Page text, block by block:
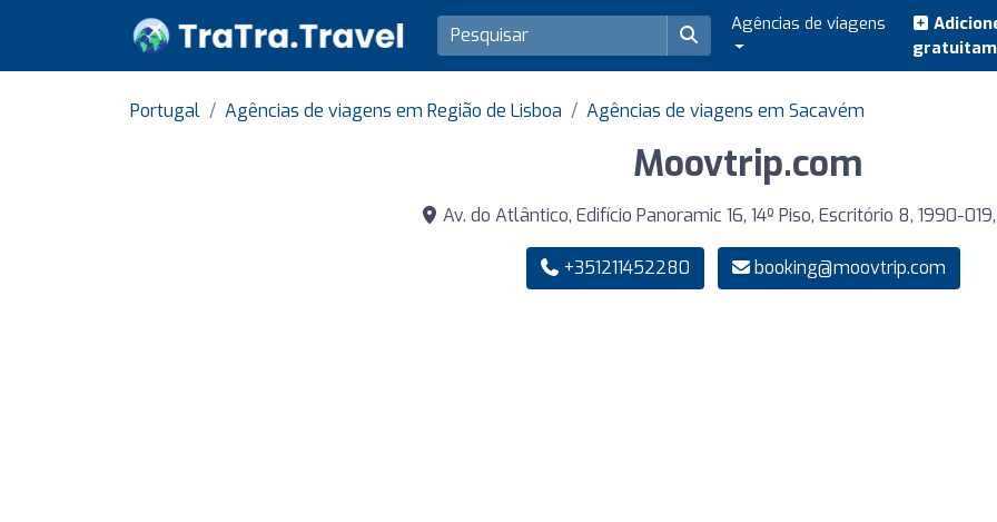
Agências de viagens
Portugal Agências de viagens em Região de Lisboa Agências de viagens em Sacavém
Moovtrip.com
Av. do Atlântico, Edifício Panoramic 16, 14º Piso, Escritório 8, 1990-
+351211452280 booking@moovtrip.com